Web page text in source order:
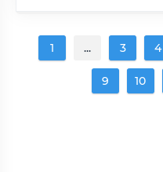
1 ... 3 4
9 10